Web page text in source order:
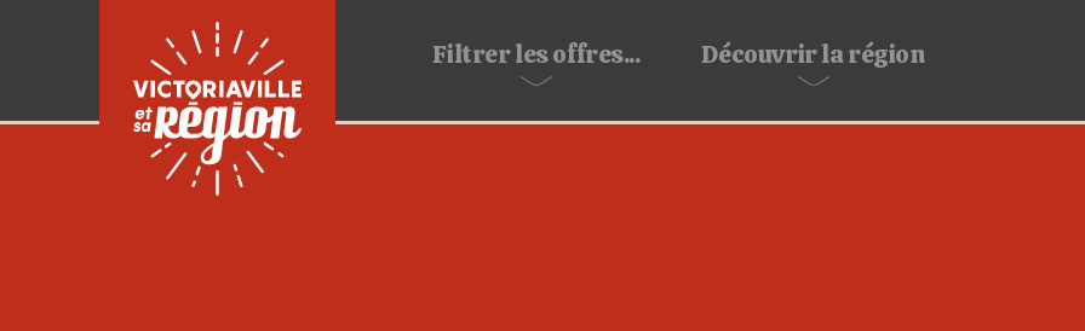
Filtrerles offres... Découvrirla région